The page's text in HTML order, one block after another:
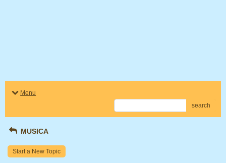
Menu
search
MUSICA
Start a New Topic